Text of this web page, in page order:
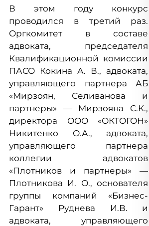
В этом году конкурс
проводился в третий раз.
Оргкомитет в составе
адвоката, председателя
Квалификационной комиссии
ПАСО Кокина А. В., адвоката,
управляющего партнера АБ
«Мирзоян, Селиванова и
партнеры» — Мирзояна С.К.,
директора ООО «ОКТОГОН»
Никитенко О.А., адвоката,
управляющего партнера
коллегии адвокатов
«Плотников и партнеры» —
Плотникова И. О., основателя
группы компаний «Бизнес-
Гарант» Руднева И.В. и
адвоката, управляющего